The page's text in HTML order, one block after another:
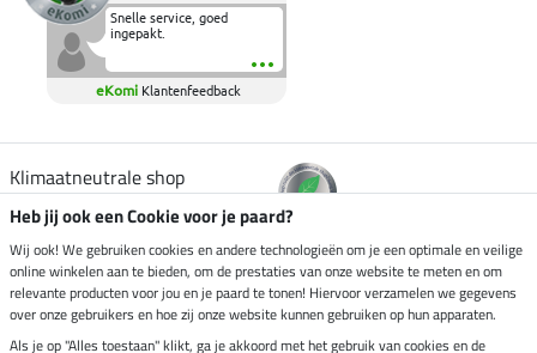
Snelle service, goed
ingepakt.
eKomi Klantenfeedback
Klimaatneutrale shop
Verzending per
Veilig betalen met
Heb jij ook een Cookie voor je paard?
Wij ook! We gebruiken cookies en andere technologieën om je een optimale en veilige
online winkelen aan te bieden, om de prestaties van onze website te meten en om
relevante producten voor jou en je paard te tonen! Hiervoor verzamelen we gegevens
over onze gebruikers en hoe zij onze website kunnen gebruiken op hun apparaten.
Als je op "Alles toestaan" klikt, ga je akkoord met het gebruik van cookies en de